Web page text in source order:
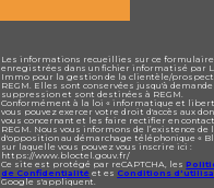
Les informations recueillies sur ce
enregistrées dans un fichier informatisé par
Immo pour la gestion de la clientèle/
REGM. Elles sont conservées jusqu'à demande
suppression et sont destinées à REGM.
Conformément à la loi « informatique et
vous pouvez exercer votre droit d'accès aux
vous concernant et les faire rectifier en
REGM. Nous vous informons de l’existence de
d'opposition au démarchage téléphonique «
sur laquelle vous pouvez vous inscrire ici :
https://www.bloctel.gouv.fr/
Ce site est protégé par reCAPTCHA, les
de Confidentialité et es Conditions
Google s'appliquent.